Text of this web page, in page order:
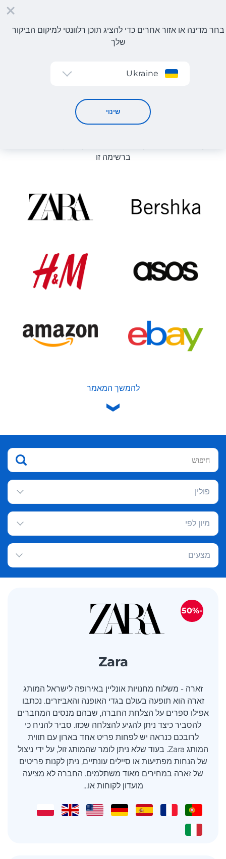
בחר מדינה או אזור אחרים כדי להציג תוכן רלוונטי למיקום הביקור
שלך
Ukraine
שינוי
קטלוג חנויות
קטלוג חנויות
ברשימה זו
להמשך המאמר
פולין
מיון לפי
מצעים
Zara
זארה - משלוח מחנויות אונליין באירופה לישראל המותג
זארה הוא תופעה בעולם בגדי האופנה והאביזרים. נכתבו
אפילו ספרים על הצלחת החברה, שבהם מנסים המחברים
להסביר כיצד ניתן להגיע להצלחה שכזו. סביר להניח כי
לרובכם כנראה יש לפחות פריט אחד בארון עם תווית
המותג Zara. בעוד שלא ניתן לומר שהמותג זול, על ידי ניצול
של הנחות מפתיעות או סיילים עונתיים, ניתן לקנות פריטים
של זארה במחירים מאוד משתלמים. החברה לא מציעה
מועדון לקוחות או...
-50%